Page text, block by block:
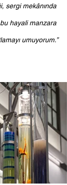
sergi mekânında
hayali manzara
umuyorum.”